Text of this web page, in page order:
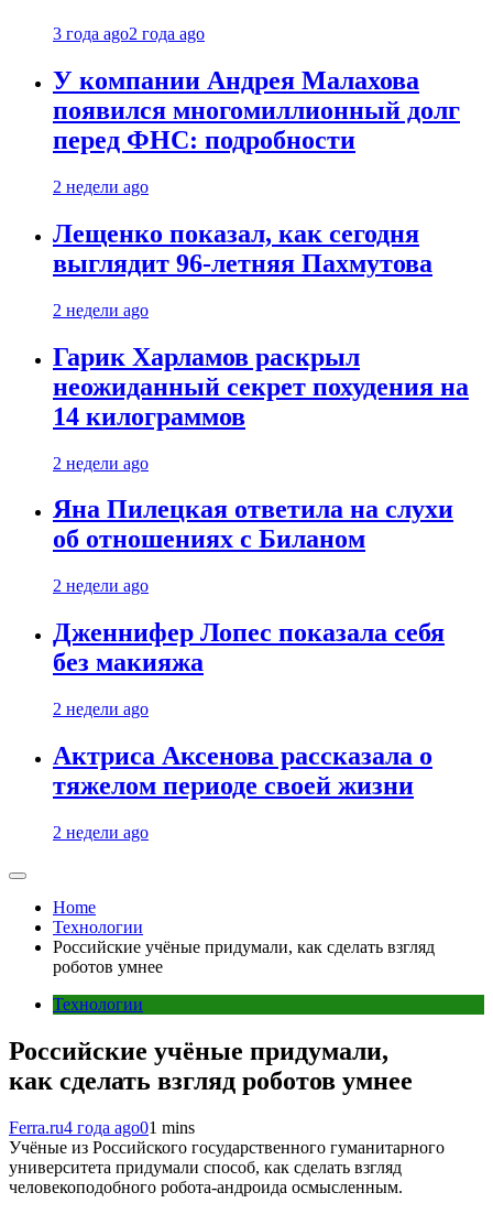
3 года ago2 года ago
У компании Андрея Малахова
появился многомиллионный долг
перед ФНС: подробности
2 недели ago
Лещенко показал, как сегодня
выглядит 96-летняя Пахмутова
2 недели ago
Гарик Харламов раскрыл
неожиданный секрет похудения на
14 килограммов
2 недели ago
Яна Пилецкая ответила на слухи
об отношениях с Биланом
2 недели ago
Дженнифер Лопес показала себя
без макияжа
2 недели ago
Актриса Аксенова рассказала о
тяжелом периоде своей жизни
2 недели ago
Home
Технологии
Российские учёные придумали, как сделать взгляд
роботов умнее
Технологии
Российские учёные придумали,
как сделать взгляд роботов умнее
Ferra.ru4 года ago01 mins
Учёные из Российского государственного гуманитарного
университета придумали способ, как сделать взгляд
человекоподобного робота-андроида осмысленным.